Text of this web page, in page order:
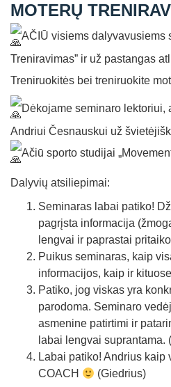
Straipsniai
Sėkmės istorijos
Atsiliepimai
MOTERŲ
AČIŪ visiems dalyvavusiems
Treniravimas” ir už pastangas
Treniruokitės bei treniruokite
Dėkojame seminaro lektoriui,
Andriui Česnauskui už
Ačiū sporto studijai
Dalyvių atsiliepimai:
Seminaras labai patiko!
pagrįsta informacija
lengvai ir paprastai
Puikus seminaras, kaip
informacijos, kaip ir
Patiko, jog viskas yra
parodoma. Seminaro
asmenine patirtimi ir
labai lengvai suprantama.
Labai patiko! Andrius
COACH
(Giedrius)